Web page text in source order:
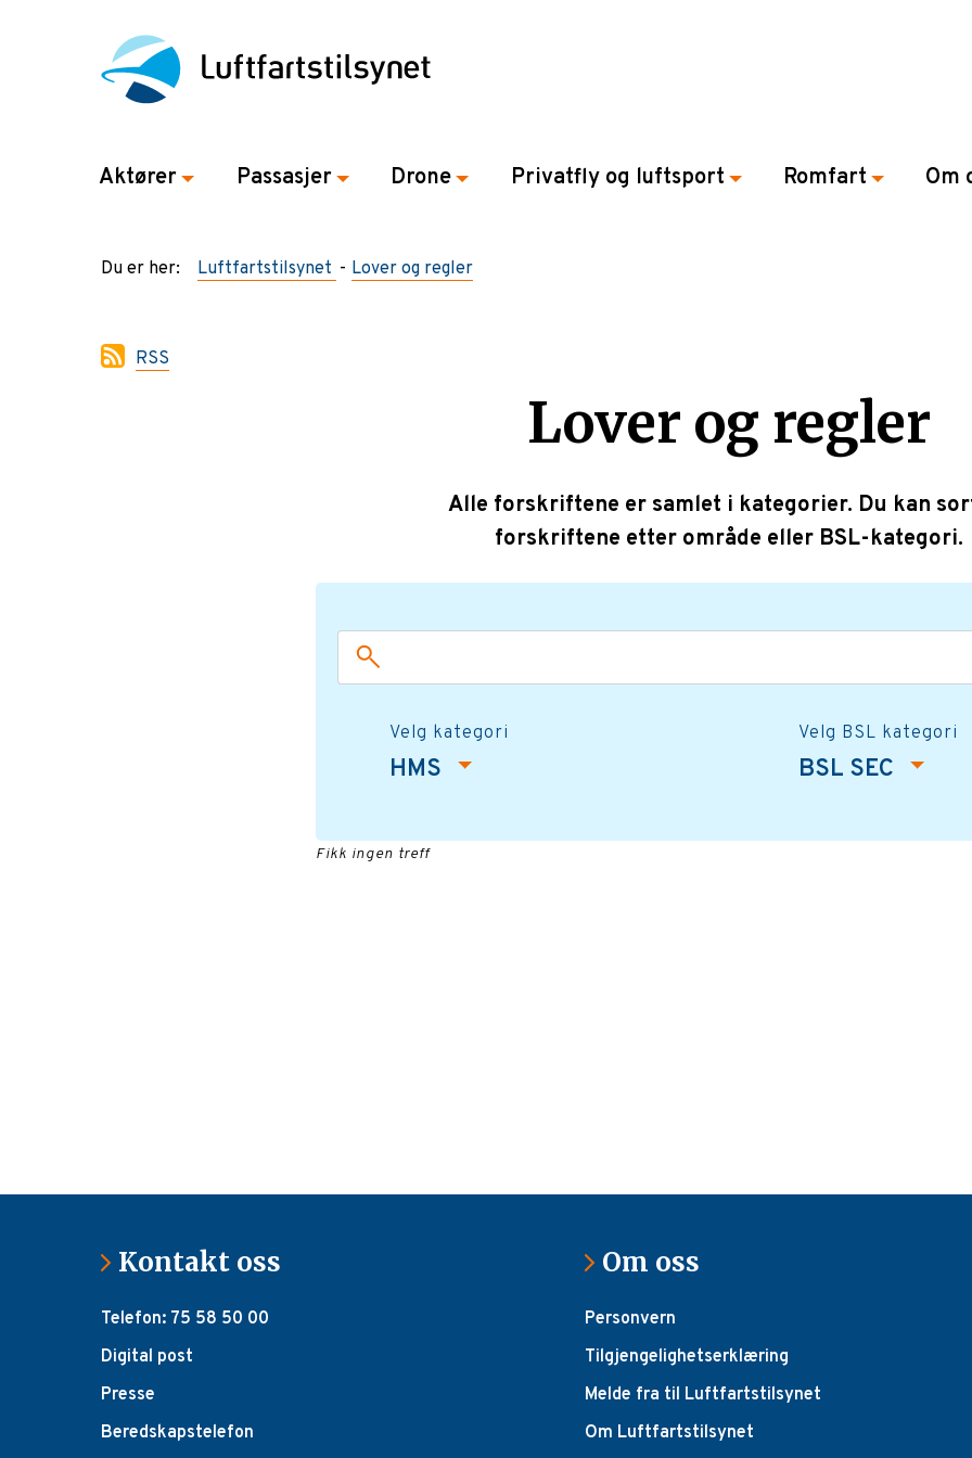
Aktører Passasjer Drone Privatfly og luftsport Romfart Om
Du er her: Luftfartstilsynet Lover og regler
RSS
Lover og regler
Alle forskriftene er samlet i kategorier. Du kan
forskriftene etter område eller BSL-kategori.
Velg kategori
HMS
Velg BSL kategori
BSL SEC
Fikk ingen treff
Kontakt oss
Telefon: 75 58 50 00
Digital post
Presse
Beredskapstelefon
Om oss
Personvern
Tilgjengelighetserklæring
Melde fra til Luftfartstilsynet
Om Luftfartstilsynet